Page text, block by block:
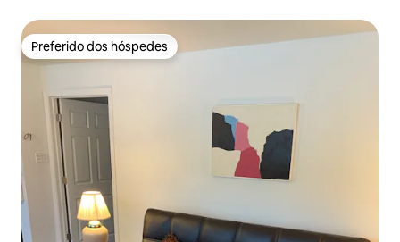
Preferido dos hóspedes
Preferido dos hóspedes